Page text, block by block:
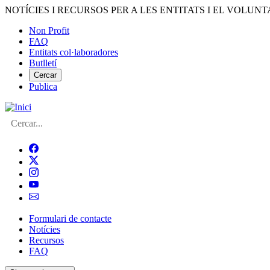
Vés
contingut
NOTÍCIES I RECURSOS PER A LES ENTITATS I EL
Menú
del
compte
d'usuari
Non Profit
FAQ
Entitats col·laboradores
Butlletí
Cercar
Publica
Cerca
Navegació
principal
de
Formulari de contacte
Notícies
Recursos
FAQ